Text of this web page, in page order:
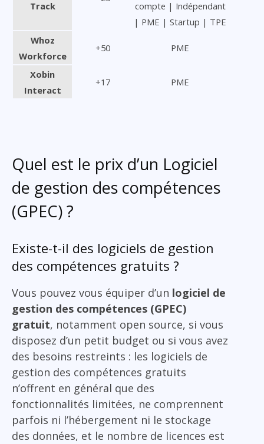
Track
compte | Indépendant
| PME | Startup | TPE
Whoz
Workforce
+50 PME
Xobin
Interact
+17 PME
Quel est le prix d’un Logiciel
de gestion des compétences
(GPEC) ?
Existe-t-il des logiciels de gestion
des compétences gratuits ?
Vous pouvez vous équiper d’un logiciel de
gestion des compétences (GPEC)
gratuit, notamment open source, si vous
disposez d’un petit budget ou si vous avez
des besoins restreints : les logiciels de
gestion des compétences gratuits
n’offrent en général que des
fonctionnalités limitées, ne comprennent
parfois ni l’hébergement ni le stockage
des données, et le nombre de licences est